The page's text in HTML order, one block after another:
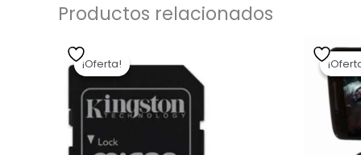
Productos relacionados
¡Oferta!
¡Oferta!original
$ 339,00.
actual
$ 271,20.